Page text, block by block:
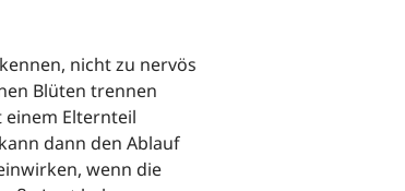
nicht zu nervös
Blüten trennen
Elternteil
dann den Ablauf
wenn die